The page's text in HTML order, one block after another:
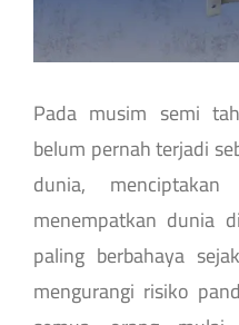
Pada musim semi
belum pernah terjadi
dunia,
menempatkan dunia
paling berbahaya
mengurangi risiko